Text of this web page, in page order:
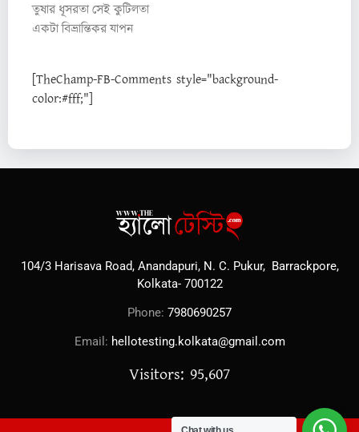
তুষার ধূসরতা সেই কুটিলতা
একটা বিভ্রান্তিকর যাপন
[TheChamp-FB-Comments style="background-
color:#fff;"]
104/3 Harisava Road, Anandapuri, N. C. Pukur, Barrackpore,
Kolkata- 700122
Phone: 7980690257
Email: hellotesting.kolkata@gmail.com
Visitors: 95,607